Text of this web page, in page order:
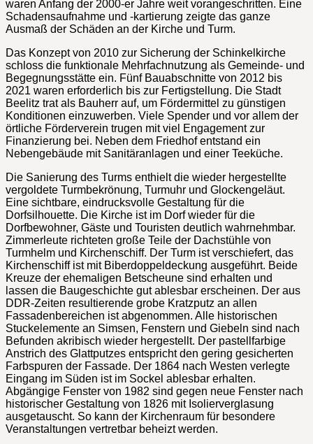
waren Anfang der 2000-er Jahre weit vorangeschritten. Eine
Schadensaufnahme und -kartierung zeigte das ganze
Ausmaß der Schäden an der Kirche und Turm.
Das Konzept von 2010 zur Sicherung der Schinkelkirche
schloss die funktionale Mehrfachnutzung als Gemeinde- und
Begegnungsstätte ein. Fünf Bauabschnitte von 2012 bis
2021 waren erforderlich bis zur Fertigstellung. Die Stadt
Beelitz trat als Bauherr auf, um Fördermittel zu günstigen
Konditionen einzuwerben. Viele Spender und vor allem der
örtliche Förderverein trugen mit viel Engagement zur
Finanzierung bei. Neben dem Friedhof entstand ein
Nebengebäude mit Sanitäranlagen und einer Teeküche.
Die Sanierung des Turms enthielt die wieder hergestellte
vergoldete Turmbekrönung, Turmuhr und Glockengeläut.
Eine sichtbare, eindrucksvolle Gestaltung für die
Dorfsilhouette. Die Kirche ist im Dorf wieder für die
Dorfbewohner, Gäste und Touristen deutlich wahrnehmbar.
Zimmerleute richteten große Teile der Dachstühle von
Turmhelm und Kirchenschiff. Der Turm ist verschiefert, das
Kirchenschiff ist mit Biberdoppeldeckung ausgeführt. Beide
Kreuze der ehemaligen Betscheune sind erhalten und
lassen die Baugeschichte gut ablesbar erscheinen. Der aus
DDR-Zeiten resultierende grobe Kratzputz an allen
Fassadenbereichen ist abgenommen. Alle historischen
Stuckelemente an Simsen, Fenstern und Giebeln sind nach
Befunden akribisch wieder hergestellt. Der pastellfarbige
Anstrich des Glattputzes entspricht den gering gesicherten
Farbspuren der Fassade. Der 1864 nach Westen verlegte
Eingang im Süden ist im Sockel ablesbar erhalten.
Abgängige Fenster von 1982 sind gegen neue Fenster nach
historischer Gestaltung von 1826 mit Isolierverglasung
ausgetauscht. So kann der Kirchenraum für besondere
Veranstaltungen vertretbar beheizt werden.